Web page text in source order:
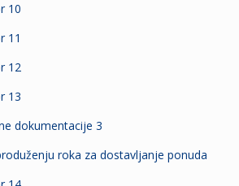
10
11
12
13
dokumentacije 3
roka za dostavljanje ponuda